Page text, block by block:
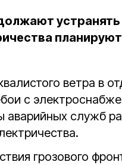
устранять
ветра в
с
аварийных служб
грозового